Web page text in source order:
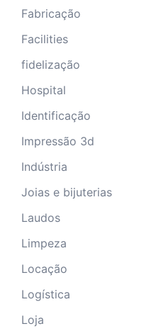
Fabricação
Facilities
fidelização
Hospital
Identificação
Impressão 3d
Indústria
Joias e bijuterias
Laudos
Limpeza
Locação
Logística
Loja